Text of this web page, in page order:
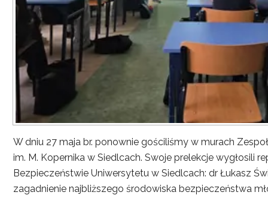
W dniu 27 maja br. ponownie gościliśmy w murach
im. M. Kopernika w Siedlcach. Swoje prelekcje wygłosili
Bezpieczeństwie Uniwersytetu w Siedlcach: dr Łukasz
zagadnienie najbliższego środowiska bezpieczeństwa